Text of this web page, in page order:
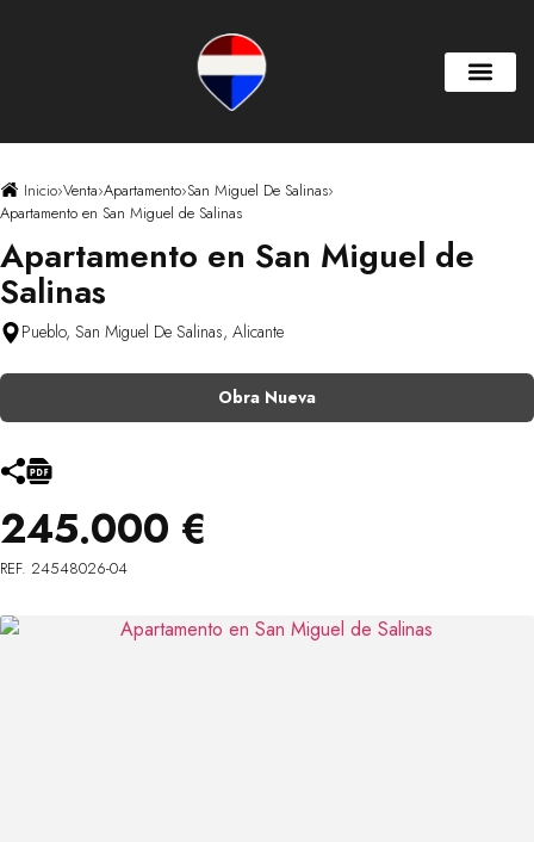
Inicio›Venta›Apartamento›San Miguel De Salinas›
Apartamento en San Miguel de Salinas
Apartamento en San Miguel de
Salinas
Pueblo, San Miguel De Salinas, Alicante
Obra Nueva
245.000 €
REF. 24548026-04